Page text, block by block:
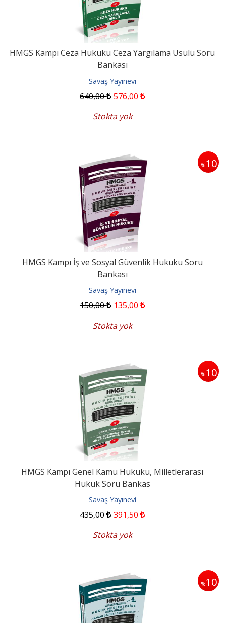
HMGS Kampı Ceza Hukuku Ceza Yargılama Usulü Soru
Bankası
Savaş Yayınevi
640,00 576,00
Stokta yok
%10
HMGS Kampı İş ve Sosyal Güvenlik Hukuku Soru
Bankası
Savaş Yayınevi
150,00 135,00
Stokta yok
%10
HMGS Kampı Genel Kamu Hukuku, Milletlerarası
Hukuk Soru Bankas
Savaş Yayınevi
435,00 391,50
Stokta yok
%10